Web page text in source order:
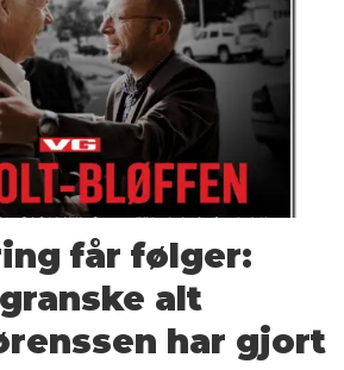
får følger:
alt
har gjort